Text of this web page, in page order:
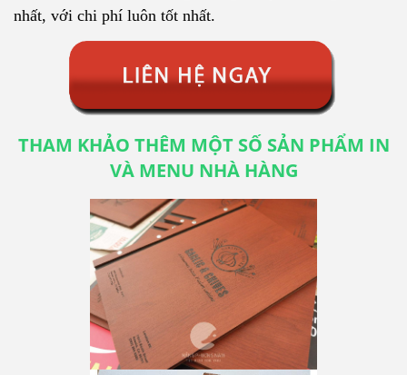
nhất, với chi phí luôn tốt nhất.
THAM KHẢO THÊM MỘT SỐ SẢN PHẨM IN
VÀ MENU NHÀ HÀNG